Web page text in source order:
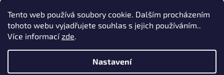
Tento web používá soubory cookie. Dalším procházením
tohoto webu vyjadřujete souhlas s jejich používáním..
Více informacízde.
Nastavení
Přihlásit se přes Facebook
Přihlásit se přes Seznam